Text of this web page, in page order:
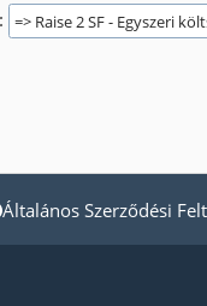
Általános Szerződési